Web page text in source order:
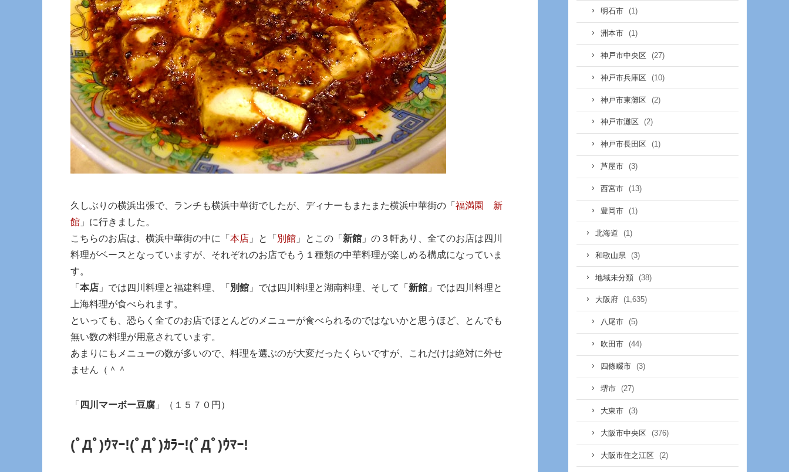
久しぶりの横浜出張で、ランチも横浜中華街でしたが、ディナーもまたまた横浜中華街の「 福満園 新
館 」に行きました。
こちらのお店は、横浜中華街の中に「 本店 」と「 別館 」とこの「 新館 」の３軒あり、全てのお店は四川
料理がベースとなっていますが、それぞれのお店でもう１種類の中華料理が楽しめる構成になっていま
す。
「 本店 」では四川料理と福建料理、「 別館 」では四川料理と湖南料理、そして「 新館 」では四川料理と
上海料理が食べられます。
といっても、恐らく全てのお店でほとんどのメニューが食べられるのではないかと思うほど、とんでも
無い数の料理が用意されています。
あまりにもメニューの数が多いので、料理を選ぶのが大変だったくらいですが、これだけは絶対に外せ
ません（＾＾
「 四川マーボー豆腐 」（１５７０円）
(ﾟДﾟ)ｳﾏｰ!(ﾟДﾟ)ｶﾗｰ!(ﾟДﾟ)ｳﾏｰ!
明石市 (1)
洲本市 (1)
神戸市中央区 (27)
神戸市兵庫区 (10)
神戸市東灘区 (2)
神戸市灘区 (2)
神戸市長田区 (1)
芦屋市 (3)
西宮市 (13)
豊岡市 (1)
北海道 (1)
和歌山県 (3)
地域未分類 (38)
大阪府 (1,635)
八尾市 (5)
吹田市 (44)
四條畷市 (3)
堺市 (27)
大東市 (3)
大阪市中央区 (376)
大阪市住之江区 (2)